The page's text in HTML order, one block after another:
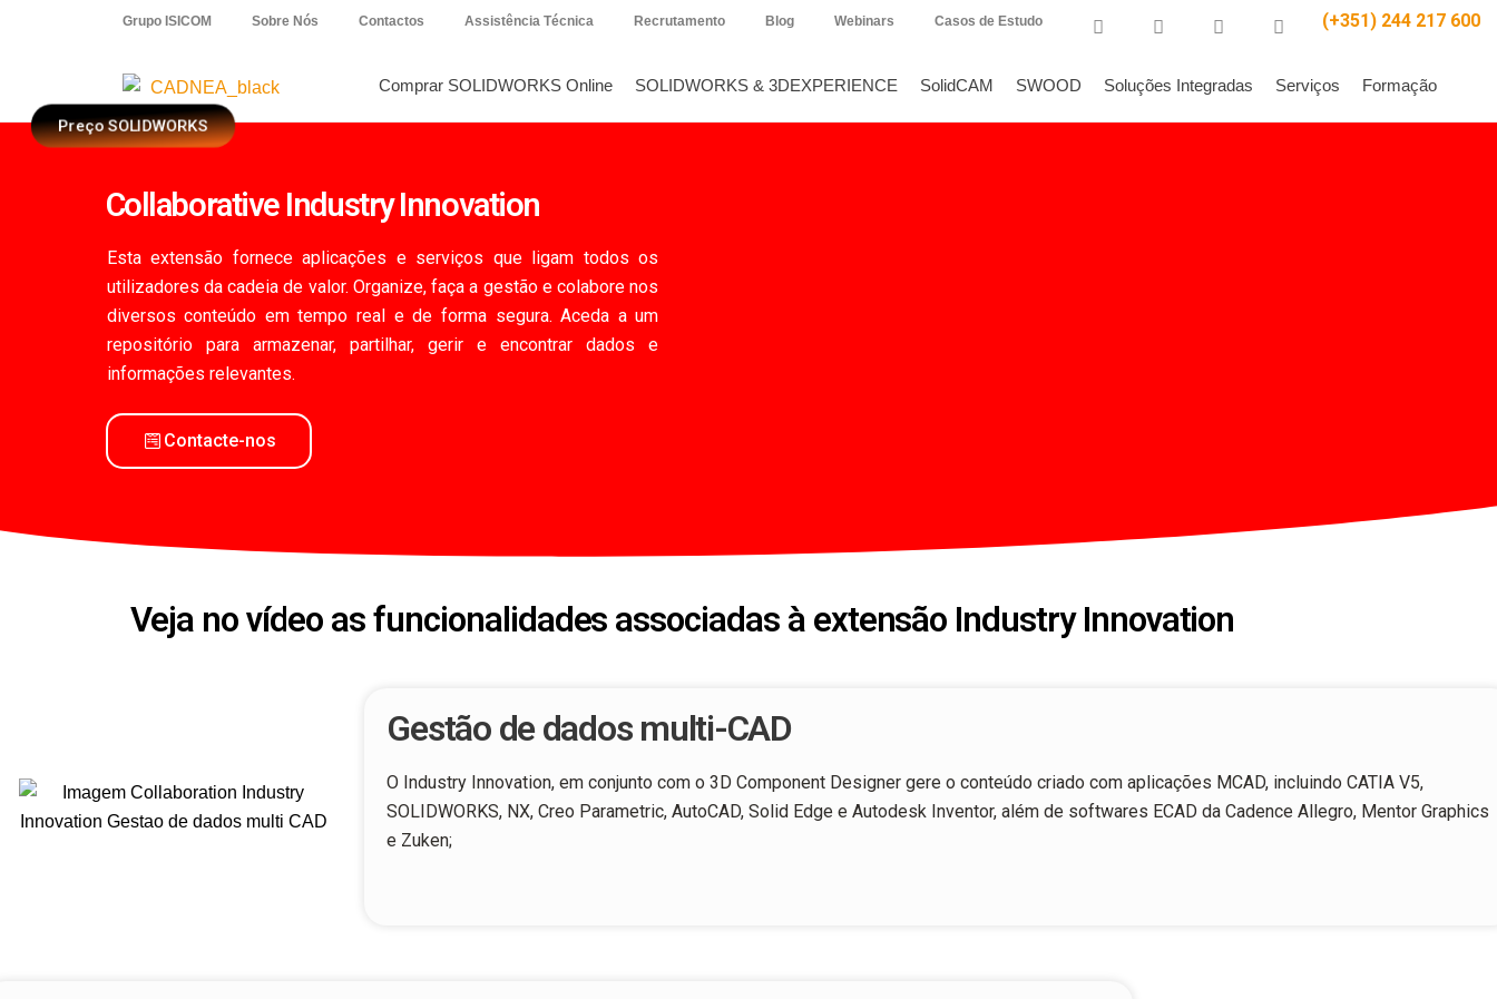
Grupo ISICOM Sobre Nós Contactos Assistência Técnica Recrutamento Blog Webinars Casos de Estudo (+351) 244 217 600
Comprar SOLIDWORKS Online SOLIDWORKS & 3DEXPERIENCE SolidCAM SWOOD Soluções Integradas Serviços Formação
Preço SOLIDWORKS
3DEXPERIENCE
Collaborative Industry Innovation
Esta extensão fornece aplicações e serviços que ligam todos os
utilizadores da cadeia de valor. Organize, faça a gestão e colabore nos
diversos conteúdo em tempo real e de forma segura. Aceda a um
repositório para armazenar, partilhar, gerir e encontrar dados e
informações relevantes.
Contacte-nos
Veja no vídeo as funcionalidades associadas à extensão Industry Innovation
Gestão de dados multi-CAD​
O Industry Innovation, em conjunto com o 3D Component Designer gere o conteúdo criado com aplicações MCAD, incluindo CATIA V5,
SOLIDWORKS, NX, Creo Parametric, AutoCAD, Solid Edge e Autodesk Inventor, além de softwares ECAD da Cadence Allegro, Mentor Graphics
e Zuken;